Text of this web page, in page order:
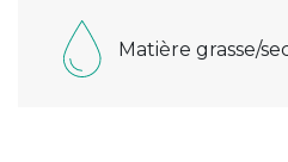
Matière grasse/